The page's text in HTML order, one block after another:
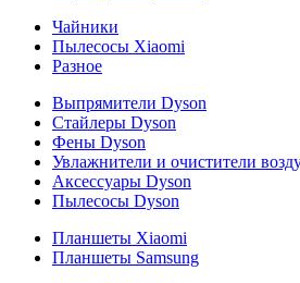
Чайники
Пылесосы Xiaomi
Разное
Выпрямители Dyson
Стайлеры Dyson
Фены Dyson
Увлажнители и очистители
Аксессуары Dyson
Пылесосы Dyson
Планшеты Xiaomi
Планшеты Samsung